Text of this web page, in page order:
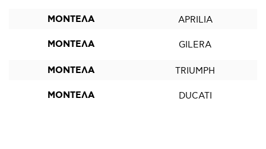
ΜΟΝΤΕΛΑ APRILIA
ΜΟΝΤΕΛΑ GILERA
ΜΟΝΤΕΛΑ TRIUMPH
ΜΟΝΤΕΛΑ DUCATI